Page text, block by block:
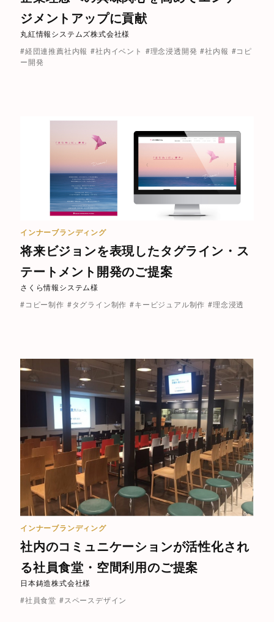
ジメントアップに貢献
丸紅情報システムズ株式会社様
#経団連推薦社内報 #社内イベント #理念浸透開発 #社内報 #コピ
ー開発
インナーブランディング
将来ビジョンを表現したタグライン・ス
テートメント開発のご提案
さくら情報システム様
#コピー制作 #タグライン制作 #キービジュアル制作 #理念浸透
インナーブランディング
社内のコミュニケーションが活性化され
る社員食堂・空間利用のご提案
日本鋳造株式会社様
#社員食堂 #スペースデザイン